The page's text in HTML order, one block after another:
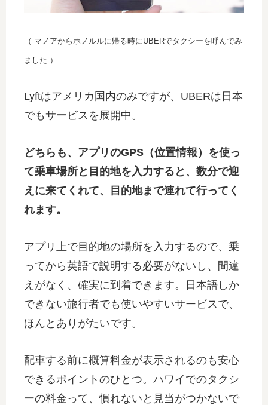
（ マノアからホノルルに帰る時にUBERでタクシーを呼んでみ
ました ）
Lyftはアメリカ国内のみですが、UBERは日本
でもサービスを展開中。
どちらも、アプリのGPS（位置情報）を使っ
て乗車場所と目的地を入力すると、数分で迎
えに来てくれて、目的地まで連れて行ってく
れます。
アプリ上で目的地の場所を入力するので、乗
ってから英語で説明する必要がないし、間違
えがなく、確実に到着できます。日本語しか
できない旅行者でも使いやすいサービスで、
ほんとありがたいです。
配車する前に概算料金が表示されるのも安心
できるポイントのひとつ。ハワイでのタクシ
ーの料金って、慣れないと見当がつかないで